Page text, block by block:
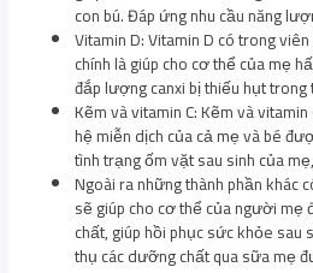
con bú. Đáp ứng nhu cầu năng
Vitamin D: Vitamin D có trong
chính là giúp cho cơ thể của mẹ
đắp lượng canxi bị thiếu hụt
Kẽm và vitamin C: Kẽm và
hệ miễn dịch của cả mẹ và bé
tình trạng ốm vặt sau sinh của
Ngoài ra những thành phần khác
sẽ giúp cho cơ thể của người
chất, giúp hồi phục sức khỏe sau
thụ các dưỡng chất qua sữa mẹ